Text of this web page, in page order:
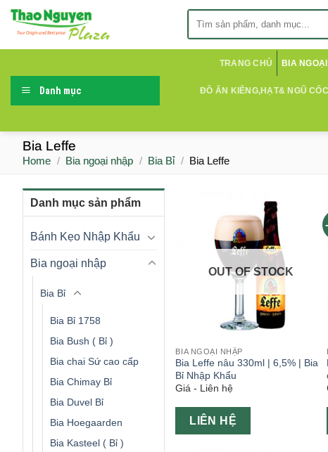
Skip
Danh mục
TRANG CHỦ BIA
ĐỒ ĂN KIÊNG,HẠT& NGŨ CỐC
Bia Leffe
Home / Bia ngoại nhập / Bia Bỉ / Bia Leffe
Danh mục sản phẩm
Bánh Kẹo Nhập Khẩu
Bia ngoại nhập
Bia Bỉ
Bia Bỉ 1758
Bia Bush ( Bỉ )
Bia chai Sứ cao cấp
Bia Chimay Bỉ
Bia Duvel Bỉ
Bia Hoegaarden
Bia Kasteel ( Bỉ )
OUT OF STOCK
BIA NGOẠI NHẬP
Bia Leffe nâu 330ml | 6,5% | Bia
Bỉ Nhập Khẩu
Giá - Liên hệ
LIÊN HỆ